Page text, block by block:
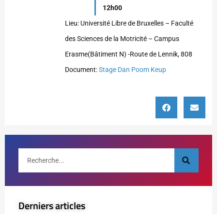
12h00
Lieu: Université Libre de Bruxelles – Faculté
des Sciences de la Motricité – Campus
Erasme(Bâtiment N) -Route de Lennik, 808
Document:Stage Dan Poom Keup
Derniers articles